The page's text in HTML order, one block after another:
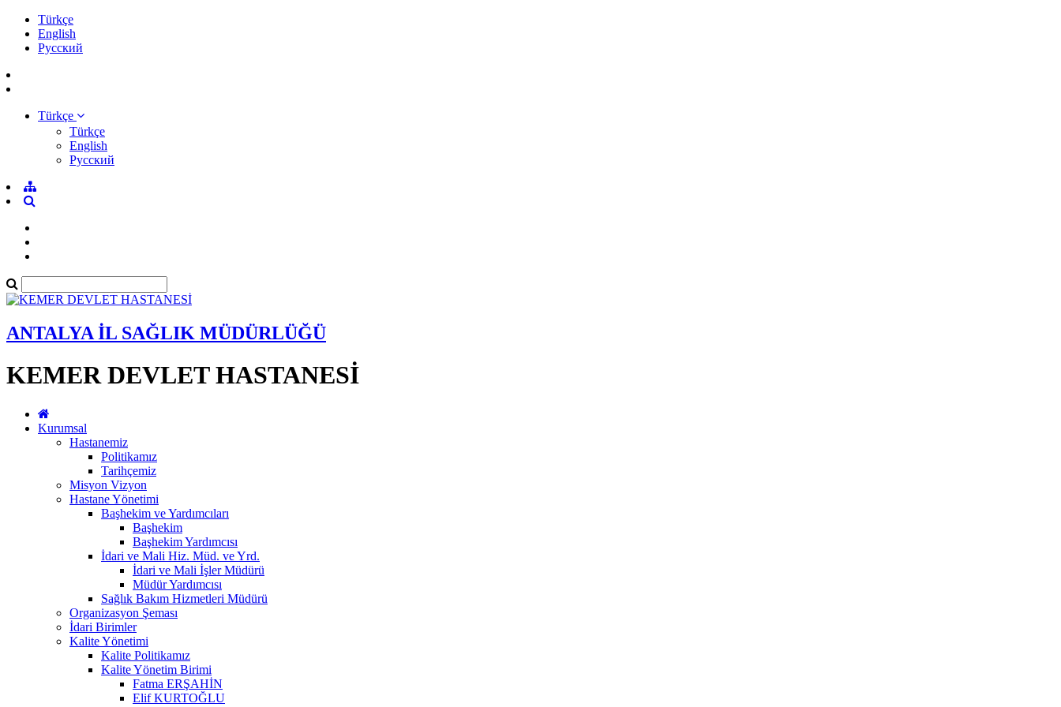
Türkçe
English
Pусский
Türkçe
Türkçe
English
Pусский
ANTALYA İL SAĞLIK MÜDÜRLÜĞÜ
KEMER DEVLET HASTANESİ
Kurumsal
Hastanemiz
Politikamız
Tarihçemiz
Misyon Vizyon
Hastane Yönetimi
Başhekim ve Yardımcıları
Başhekim
Başhekim Yardımcısı
İdari ve Mali Hiz. Müd. ve Yrd.
İdari ve Mali İşler Müdürü
Müdür Yardımcısı
Sağlık Bakım Hizmetleri Müdürü
Organizasyon Şeması
İdari Birimler
Kalite Yönetimi
Kalite Politikamız
Kalite Yönetim Birimi
Fatma ERŞAHİN
Elif KURTOĞLU